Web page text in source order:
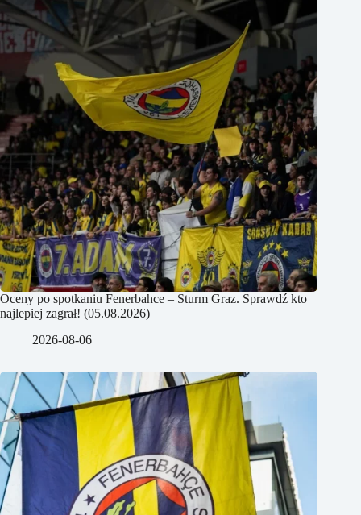
Oceny po spotkaniu Fenerbahce – Sturm Graz. Sprawdź kto
najlepiej zagrał! (05.08.2026)
2026-08-06